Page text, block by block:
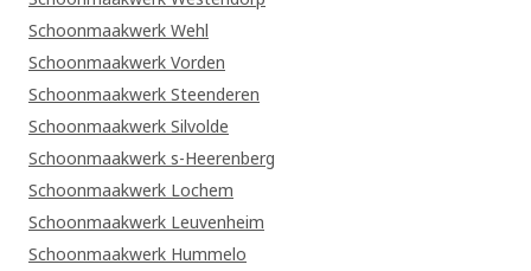
Schoonmaakwerk Wehl
Schoonmaakwerk Vorden
Schoonmaakwerk Steenderen
Schoonmaakwerk Silvolde
Schoonmaakwerk s-Heerenberg
Schoonmaakwerk Lochem
Schoonmaakwerk Leuvenheim
Schoonmaakwerk Hummelo